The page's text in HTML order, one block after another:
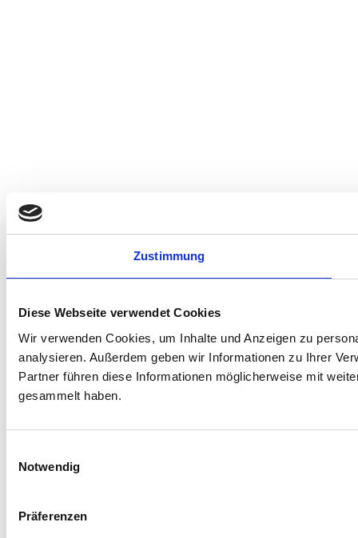
Zustimmung
Diese Webseite verwendet Cookies
Wir verwenden Cookies, um Inhalte und Anzeigen zu
analysieren. Außerdem geben wir Informationen zu Ihrer
Partner führen diese Informationen möglicherweise mit
gesammelt haben.
Notwendig
Präferenzen